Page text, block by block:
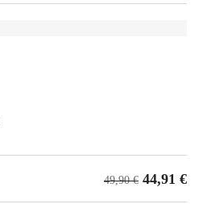
49,90€ 44,91 €